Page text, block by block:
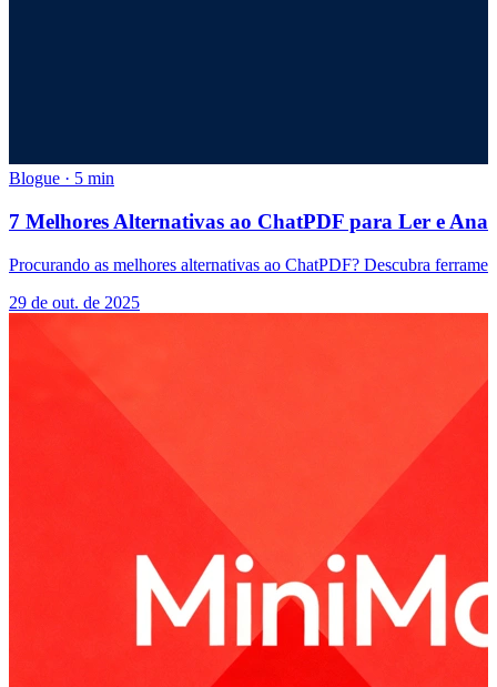
Blogue · 5 min
7 Melhores Alternativas ao ChatPDF para Ler e
Procurando as melhores alternativas ao ChatPDF? Descubra
29 de out. de 2025